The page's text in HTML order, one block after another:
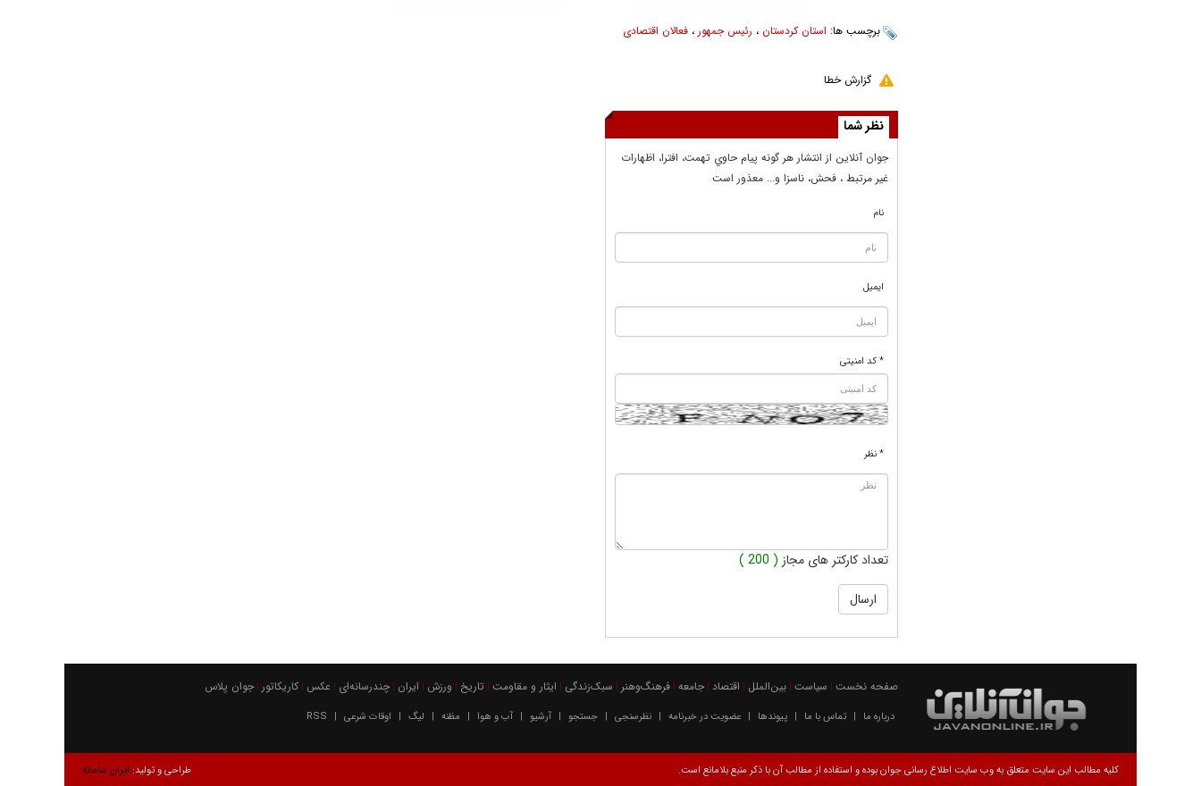
برچسب ها: استان کردستان ، رئیس جمهور، فعالان اقتصادی
گزارش خطا
نظر شما
جوان آنلاين از انتشار هر گونه پيام حاوي تهمت، افترا، اظهارات
غير مرتبط ، فحش، ناسزا و... معذور است
نام
ایمیل
* کد امنیتی
* نظر
تعداد کارکتر های مجاز ( 200 )
صفحه نخست | سیاست | بين‌الملل | اقتصاد | جامعه | فرهنگ‌و‌هنر | سبک‌زندگی | ایثار و مقاومت | تاریخ | ورزش | ايران | چندرسانه‌ای | عکس | كاريكاتور | جوان پلاس
درباره ما | تماس با ما | پیوندها | عضویت در خبرنامه | نظرسنجی | جستجو | آرشیو | آب و هوا | مظنه | لیگ | اوقات شرعی |
RSS
کلیه مطالب این سایت متعلق به وب سایت اطلاع رسانی جوان بوده و استفاده از مطالب آن با ذکر منبع بلامانع است. طراحی و تولید: ایران سامانه